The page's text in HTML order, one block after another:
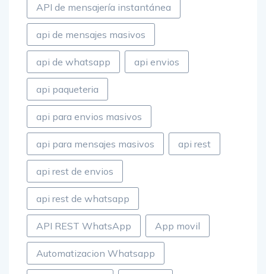
API de mensajería instantánea
api de mensajes masivos
api de whatsapp api envios
api paqueteria
api para envios masivos
api para mensajes masivos api rest
api rest de envios
api rest de whatsapp
API REST WhatsApp App movil
Automatizacion Whatsapp